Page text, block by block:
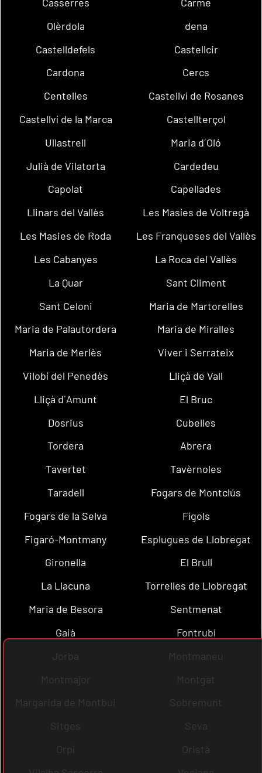
Olèrdola
dena
Castelldefels
Castellcir
Cardona
Cercs
Centelles
Castellví de Rosanes
Castellví de la Marca
Castellterçol
Ullastrell
Maria d´Oló
Julià de Vilatorta
Cardedeu
Capolat
Capellades
Llinars del Vallès
Les Masíes de Voltregà
Les Masies de Roda
Les Franqueses del Vallès
Les Cabanyes
La Roca del Vallès
La Quar
Sant Climent
Sant Celoni
Maria de Martorelles
Maria de Palautordera
Maria de Miralles
Maria de Merlès
Viver i Serrateix
Vilobí del Penedès
Lliçà de Vall
Lliçà d´Amunt
El Bruc
Dosrius
Cubelles
Tordera
Abrera
Tavertet
Tavèrnoles
Taradell
Fogars de Montclús
Fogars de la Selva
Fígols
Figaró-Montmany
Esplugues de Llobregat
Gironella
El Brull
La Llacuna
Torrelles de Llobregat
Maria de Besora
Sentmenat
Gaià
Fontrubí
Jorba
Montmaneu
Montmajor
Montgat
Margarida de Montbui
Sobremunt
Sitges
Seva
Orpí
Oristà